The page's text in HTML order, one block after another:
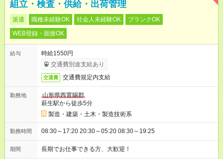
組立・検査・供給・出荷管理
派遣 職種未経験OK 社会人未経験OK
ブランクOK
WEB登録・面接OK
給与
時給1550円
交通費別途支給あり
交通費 交通費規定内支給
勤務地
山形県西置賜郡
萩生駅から徒歩5分
製造・建築・土木・製造技術系
勤務時間 08:30～17:20 20:30～05:20 08:30～19:25
期間 長期でお仕事できる方、大歓迎！